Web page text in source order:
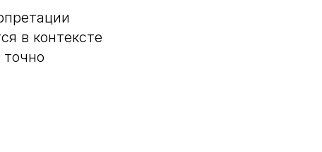
в контексте
точно